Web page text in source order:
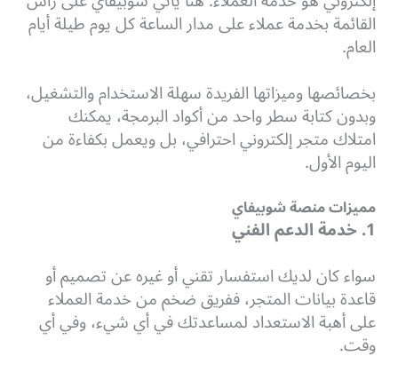
القائمة بخدمة عملاء على مدار الساعة كل يوم طيلة أيام
العام.
بخصائصها وميزاتها الفريدة سهلة الاستخدام والتشغيل،
وبدون كتابة سطر واحد من أكواد البرمجة، يمكنك
امتلاك متجر إلكتروني احترافي، بل ويعمل بكفاءة من
اليوم الأول.
مميزات منصة شوبيفاي
1. خدمة الدعم الفني
سواء كان لديك استفسار تقني أو غيره عن تصميم أو
قاعدة بيانات المتجر، ففريق ضخم من خدمة العملاء
على أهبة الاستعداد لمساعدتك في أي شيء، وفي أي
وقت.